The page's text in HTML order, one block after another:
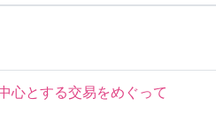
心とする交易をめぐって